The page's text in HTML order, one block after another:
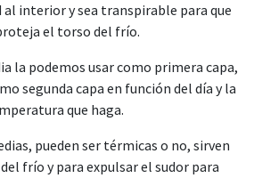
al interior y sea transpirable para que
el torso del frío.
la podemos usar como primera capa,
segunda capa en función del día y la
que haga.
pueden ser térmicas o no, sirven
frío y para expulsar el sudor para